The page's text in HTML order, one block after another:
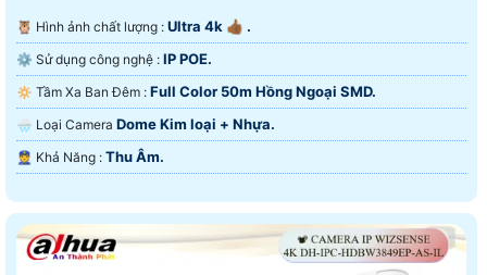
🦉 Hình ảnh chất lượng : Ultra 4k 👍🏾 .
⚙ Sử dụng công nghệ : IP POE.
🔅 Tầm Xa Ban Đêm : Full Color 50m Hồng Ngoại SMD.
🌧️ Loại Camera Dome Kim loại + Nhựa.
️👮 Khả Năng : Thu Âm.